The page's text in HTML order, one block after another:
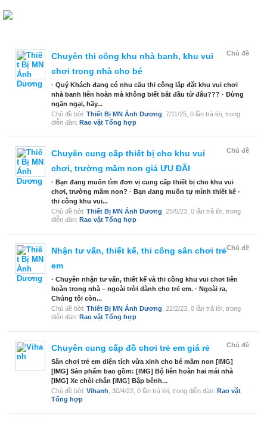
Chủ đề
Chuyên thi công khu nhà banh, khu vui
chơi trong nhà cho bé
· Quý Khách đang có nhu cầu thi công lắp đặt khu vui chơi
nhà banh liên hoàn mà không biết bắt đầu từ đâu??? · Đừng
ngần ngại, hãy...
Chủ đề bởi: Thiết Bị MN Ánh Dương 7/11/25 , 0 lần trả lời, trong
diễn đàn: Rao vặt Tổng hợp
Chủ đề
Chuyên cung cấp thiết bị cho khu vui
chơi, trường mầm non giá ƯU ĐÃI
· Bạn đang muốn tìm đơn vị cung cấp thiết bị cho khu vui
chơi, trường mầm non? · Bạn đang muốn tự mình thiết kế -
thi công khu vui...
Chủ đề bởi: Thiết Bị MN Ánh Dương 25/5/23 , 0 lần trả lời, trong
diễn đàn: Rao vặt Tổng hợp
Chủ đề
Nhận tư vấn, thiết kế, thi công sân chơi trẻ
em
· Chuyên nhận tư vấn, thiết kế và thi công khu vui chơi liên
hoàn trong nhà – ngoài trời dành cho trẻ em. · Ngoài ra,
Chúng tôi còn...
Chủ đề bởi: Thiết Bị MN Ánh Dương 22/2/23 , 0 lần trả lời, trong
diễn đàn: Rao vặt Tổng hợp
Chủ đề
Chuyên cung cấp đồ chơi trẻ em giá rẻ
Sân chơi trẻ em diện tích vừa xinh cho bé mầm non [IMG]
[IMG] Sản phẩm bao gồm: [IMG] Bộ liên hoàn hai mái nhà
[IMG] Xe chòi chân [IMG] Bập bênh...
Chủ đề bởi: Vihanh 30/4/22 , 0 lần trả lời, trong diễn đàn: Rao vặt
Tổng hợp